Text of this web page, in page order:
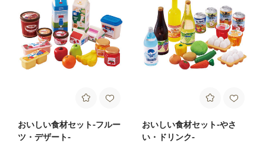
おいしい食材セット-フルー
ツ・デザート-
おいしい食材セット-やさ
い・ドリンク-